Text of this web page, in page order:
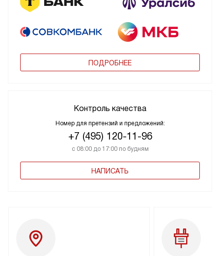
ПОДРОБНЕЕ
Контроль качества
Номер для претензий и предложений:
+7 (495) 120-11-96
с 08:00 до 17:00 по будням
НАПИСАТЬ